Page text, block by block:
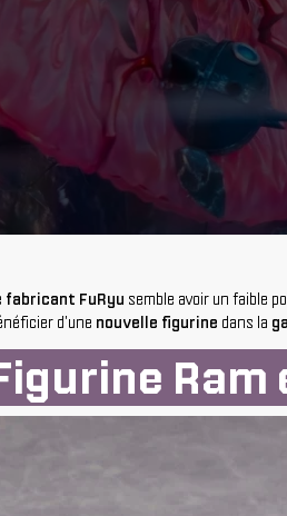
fabricant FuRyu semble avoir un faible
d'une nouvelle figurine dans la
Ram